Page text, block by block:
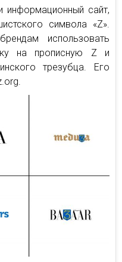
информационный сайт,
символа «Z».
использовать
на прописную Z и
трезубца. Его